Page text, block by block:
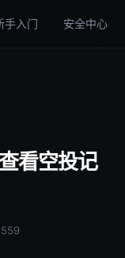
手入门 安全中心
看空投记